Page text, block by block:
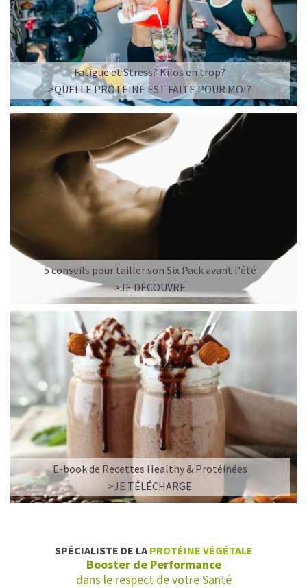
Fatigue et Stress? Kilos en trop?
>QUELLE PROTEINE EST FAITE POUR MOI?
5 conseils pour tailler son Six Pack avant l'été
>JE DÉCOUVRE
E-book de Recettes Healthy & Protéinées
>JE TÉLÉCHARGE
SPÉCIALISTE DE LA PROTÉINE VÉGÉTALE
Booster de Performance
dans le respect de votre Santé